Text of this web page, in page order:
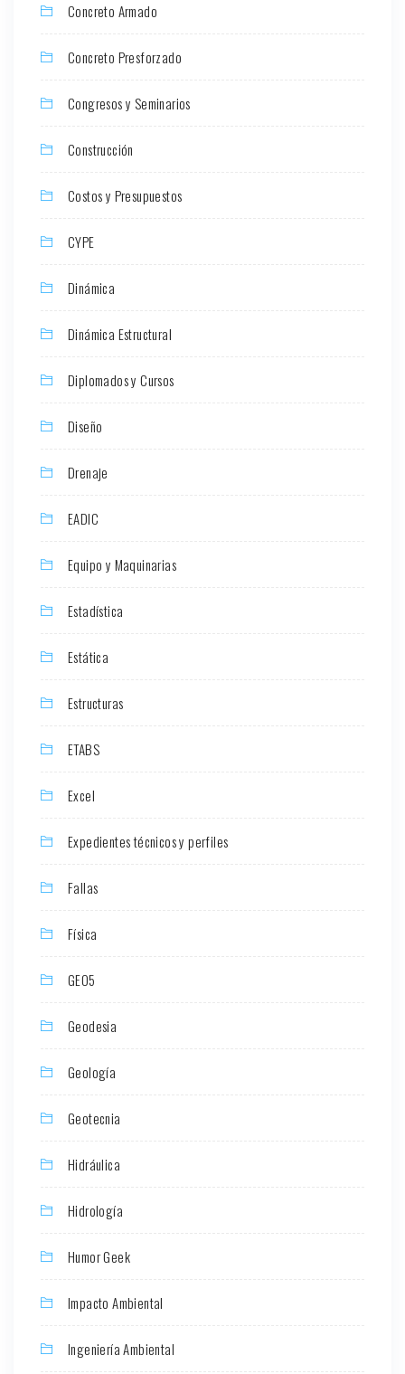
Concreto Armado
Concreto Presforzado
Congresos y Seminarios
Construcción
Costos y Presupuestos
CYPE
Dinámica
Dinámica Estructural
Diplomados y Cursos
Diseño
Drenaje
EADIC
Equipo y Maquinarias
Estadística
Estática
Estructuras
ETABS
Excel
Expedientes técnicos y perfiles
Fallas
Física
GEO5
Geodesia
Geología
Geotecnia
Hidráulica
Hidrología
Humor Geek
Impacto Ambiental
Ingeniería Ambiental